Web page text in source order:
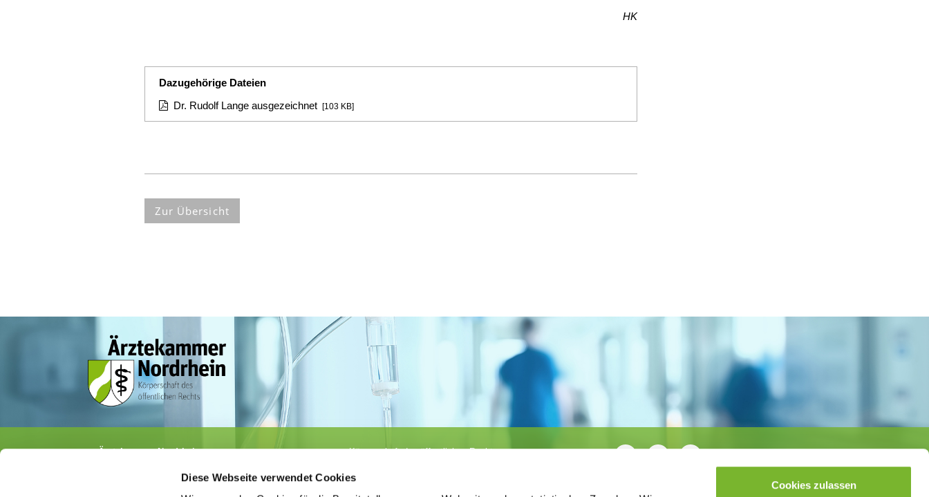
Diese Webseite verwendet Cookies
Cookies zulassen
HK
Dazugehörige Dateien
Dr. Rudolf Lange ausgezeichnet [103 KB]
Zur Übersicht
Ärztekammer Nordrhein
· Fax 0211 / 4302 2009
Körperschaft des öffentlichen Rechts